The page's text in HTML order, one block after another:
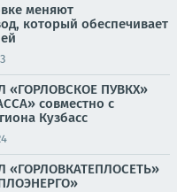
меняют
который обеспечивает
«ГОРЛОВСКОЕ ПУВКХ»
совместно с
Кузбасс
«ГОРЛОВКАТЕПЛОСЕТЬ»